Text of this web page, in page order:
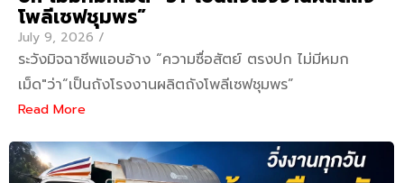
โพลีเซฟชุมพร”
July 9, 2026 /
ระวังมิจฉาชีพแอบอ้าง “ความซื่อสัตย์ ตรงปก ไม่มีหมก
เม็ด"ว่า“เป็นถังโรงงานผลิตถังโพลีเซฟชุมพร”
Read More